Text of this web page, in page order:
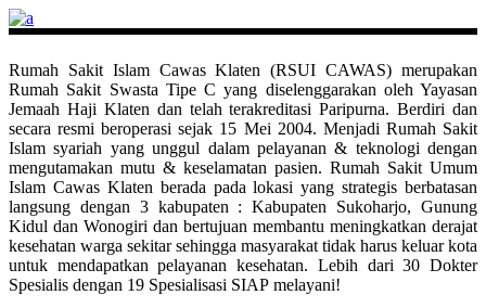
Rumah Sakit Islam Cawas Klaten (RSUI CAWAS) merupakan
Rumah Sakit Swasta Tipe C yang diselenggarakan oleh Yayasan
Jemaah Haji Klaten dan telah terakreditasi Paripurna. Berdiri dan
secara resmi beroperasi sejak 15 Mei 2004. Menjadi Rumah Sakit
Islam syariah yang unggul dalam pelayanan & teknologi dengan
mengutamakan mutu & keselamatan pasien. Rumah Sakit Umum
Islam Cawas Klaten berada pada lokasi yang strategis berbatasan
langsung dengan 3 kabupaten : Kabupaten Sukoharjo, Gunung
Kidul dan Wonogiri dan bertujuan membantu meningkatkan derajat
kesehatan warga sekitar sehingga masyarakat tidak harus keluar kota
untuk mendapatkan pelayanan kesehatan. Lebih dari 30 Dokter
Spesialis dengan 19 Spesialisasi SIAP melayani!